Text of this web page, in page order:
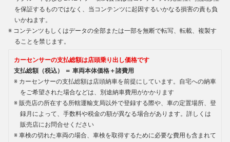
を保証するものではなく、当コンテンツに起因するいかなる損害の責も負
いかねます。
コンテンツもしくはデータの全部または一部を無断で転写、転載、複製す
ることを禁じます。
カーセンサーの支払総額は店頭乗り出し価格です
支払総額（税込） ＝ 車両本体価格＋諸費用
カーセンサーの支払総額は店頭納車を前提にしています。自宅への納車
をご希望された場合などは、別途納車費用がかかります
販売店の所在する所轄運輸支局以外で登録する際や、車の定置場所、登
録月によって、手数料や税金の額が異なる場合があります。詳しくは
販売店にお問合せください
車検の切れた車両の場合、車検を取得するために必要な費用も含まれて